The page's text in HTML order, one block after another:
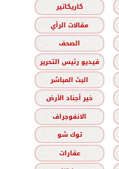
كاريكاتير
مقالات الرأي
الصحف
فيديو رئيس التحرير
البث المباشر
خير أجناد الأرض
الانفوجراف
توك شو
عقارات